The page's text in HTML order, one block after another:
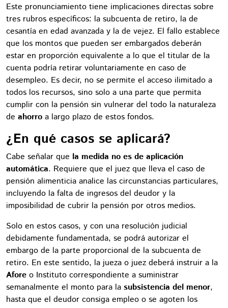
Este pronunciamiento tiene implicaciones directas sobre
tres rubros específicos: la subcuenta de retiro, la de
cesantía en edad avanzada y la de vejez. El fallo establece
que los montos que pueden ser embargados deberán
estar en proporción equivalente a lo que el titular de la
cuenta podría retirar voluntariamente en caso de
desempleo. Es decir, no se permite el acceso ilimitado a
todos los recursos, sino solo a una parte que permita
cumplir con la pensión sin vulnerar del todo la naturaleza
de ahorro a largo plazo de estos fondos.
¿En qué casos se aplicará?
Cabe señalar que la medida no es de aplicación
automática. Requiere que el juez que lleva el caso de
pensión alimenticia analice las circunstancias particulares,
incluyendo la falta de ingresos del deudor y la
imposibilidad de cubrir la pensión por otros medios.
Solo en estos casos, y con una resolución judicial
debidamente fundamentada, se podrá autorizar el
embargo de la parte proporcional de la subcuenta de
retiro. En este sentido, la jueza o juez deberá instruir a la
Afore o Instituto correspondiente a suministrar
semanalmente el monto para la subsistencia del menor,
hasta que el deudor consiga empleo o se agoten los